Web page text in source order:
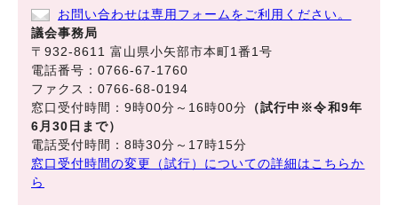
お問い合わせは専用フォームをご利用ください。
議会事務局
〒932-8611 富山県小矢部市本町1番1号
電話番号：0766-67-1760
ファクス：0766-68-0194
窓口受付時間：9時00分～16時00分 （試行中※令和9年
6月30日まで）
電話受付時間：8時30分～17時15分
窓口受付時間の変更（試行）についての詳細はこちらか
ら